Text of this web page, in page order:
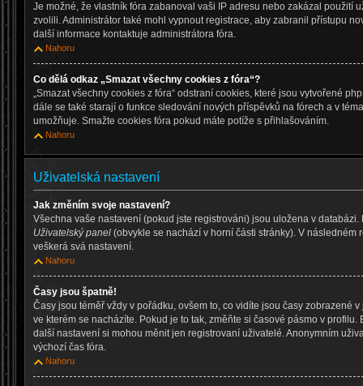
Je možné, že vlastník fóra zabanoval vaši IP adresu nebo zakázal použití
zvolili. Administrátor také mohl vypnout registrace, aby zabranil přístupu
další informace kontaktuje administrátora fóra.
Nahoru
Co dělá odkaz „Smazat všechny cookies z fóra“?
„Smazat všechny cookies z fóra“ odstraní cookies, které jsou vytvořené
dále se také starají o funkce sledování nových příspěvků na fórech a v
umožňuje. Smažte cookies fóra pokud máte potíže s přihlašováním.
Nahoru
Uživatelská nastavení
Jak změním svoje nastavení?
Všechna vaše nastavení (pokud jste registrováni) jsou uložena v
Uživatelský panel (obvykle se nachází v horní části stránky). V následném
veškerá svá nastavení.
Nahoru
Časy jsou špatně!
Časy jsou téměř vždy v pořádku, ovšem to, co vidíte jsou časy zobrazené
ve kterém se nacházíte. Pokud je to tak, změňte si časové pásmo v profilu.
další nastavení si mohou měnit jen registrovaní uživatelé. Anonymním
výchozí čas fóra.
Nahoru